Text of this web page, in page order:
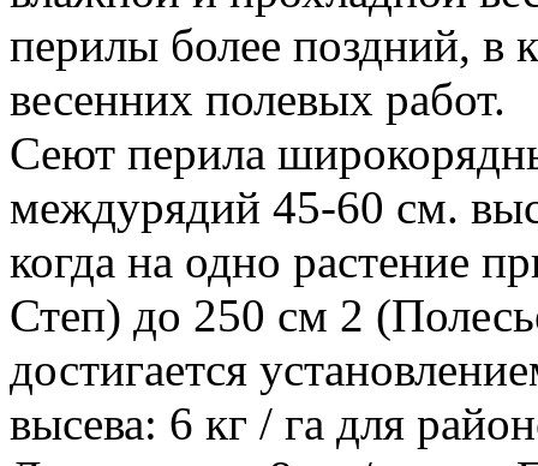
перилы более поздний, в
весенних полевых работ.
Сеют перила
междурядий 45-60 см.
когда на одно растение
Степ) до 250 см 2
достигается
высева: 6 кг / га для